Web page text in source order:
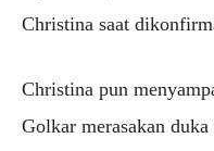
Christina saat
Christina pun
Golkar merasakan